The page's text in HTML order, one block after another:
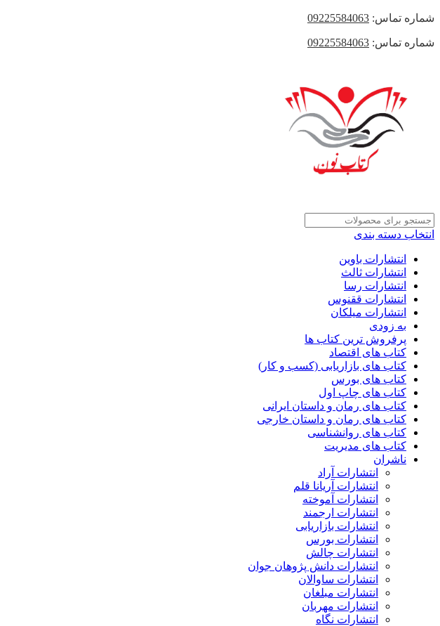
شماره تماس: 09225584063
شماره تماس: 09225584063
انتخاب دسته بندی
انتشارات باوین
انتشارات ثالث
انتشارات رسا
انتشارات ققنوس
انتشارات میلکان
به زودی
پرفروش ترین کتاب ها
کتاب های اقتصاد
کتاب های بازاریابی (کسب و کار)
کتاب های بورس
کتاب های چاپ اول
کتاب های رمان و داستان ایرانی
کتاب های رمان و داستان خارجی
کتاب های روانشناسی
کتاب های مدیریت
ناشران
انتشارات آراد
انتشارات آریانا قلم
انتشارات آموخته
انتشارات ارجمند
انتشارات بازاریابی
انتشارات بورس
انتشارات چالش
انتشارات دانش پژوهان جوان
انتشارات ساوالان
انتشارات مبلغان
انتشارات مهربان
انتشارات نگاه